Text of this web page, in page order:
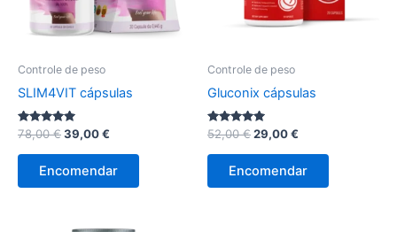
Controle de peso
SLIM4VIT cápsulas
Avaliação
4.89
de 5
78,00€O
original
era:
39,00€
é:
Encomendar
Controle de peso
Gluconix cápsulas
Avaliação
4.78
de 5
52,00€O
original
era:
29,00€
é:
Encomendar